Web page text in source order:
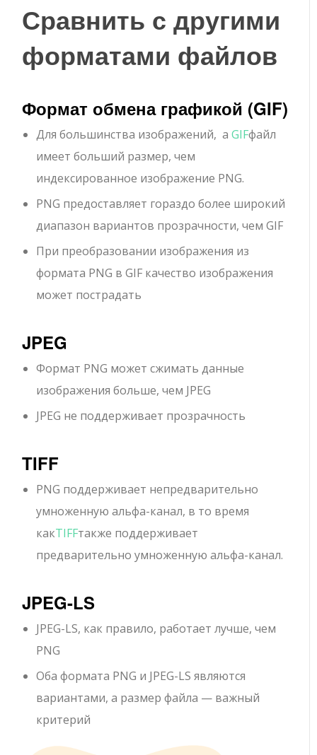
Сравнить с другими
форматами файлов
Формат обмена графикой (GIF)
Для большинства изображений, aGIFфайл
имеет больший размер, чем
индексированное изображение PNG.
PNG предоставляет гораздо более широкий
диапазон вариантов прозрачности, чем GIF
При преобразовании изображения из
формата PNG в GIF качество изображения
может пострадать
JPEG
Формат PNG может сжимать данные
изображения больше, чем JPEG
JPEG не поддерживает прозрачность
TIFF
PNG поддерживает непредварительно
умноженную альфа-канал, в то время
какTIFFтакже поддерживает
предварительно умноженную альфа-канал.
JPEG-LS
JPEG-LS, как правило, работает лучше, чем
PNG
Оба формата PNG и JPEG-LS являются
вариантами, а размер файла — важный
критерий